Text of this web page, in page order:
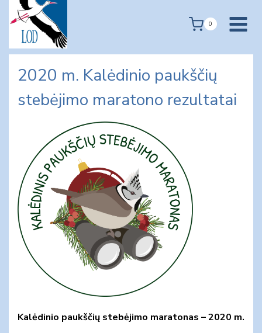
content
0
2020 m. Kalėdinio paukščių
stebėjimo maratono rezultatai
Kalėdinio paukščių stebėjimo maratonas – 2020 m.